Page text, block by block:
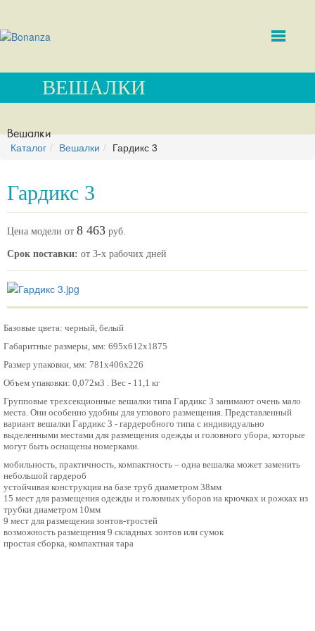
ВЕШАЛКИ
Вешалки
Каталог Вешалки Гардикс 3
Гардикс 3
Цена модели от 8 463 руб.
Срок поставки: от 3-х рабочих дней
Базовые цвета: черный, белый
Габаритные размеры, мм: 695х612х1875
Размер упаковки, мм: 781х406х226
Объем упаковки: 0,072м3 . Вес - 11,1 кг
Групповые трехсекционные вешалки типа Гардикс 3 занимают очень мало
места. Они особенно удобны для углового размещения. Представленный
вариант вешалки Гардикс 3 - гардеробного типа с индивидуально
выделенными местами для размещения одежды и головного убора, которые
могут быть оснащены номерками.
мобильность, практичность, компактность – одна вешалка может заменить
небольшой гардероб
устойчивая конструкция на базе труб диаметром 38мм
15 мест для размещения одежды и головных уборов на крючках и рожках из
трубки диаметром 10мм
9 мест для размещения зонтов-тростей
возможность размещения 9 складных зонтов или сумок
простая сборка, компактная тара